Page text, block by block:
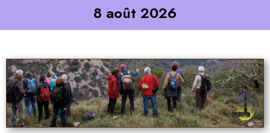
8 août 2026